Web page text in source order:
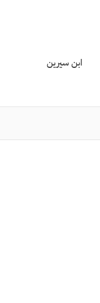
ابن سيرين